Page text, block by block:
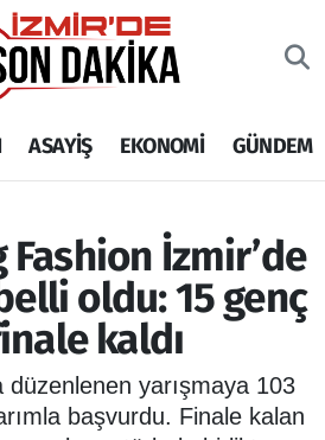
ASAYİŞ EKONOMİ GÜNDEM
Fashion İzmir’de
oldu: 15 genç
kaldı
düzenlenen yarışmaya 103
başvurdu. Finale kalan
Haritası
Fikstür